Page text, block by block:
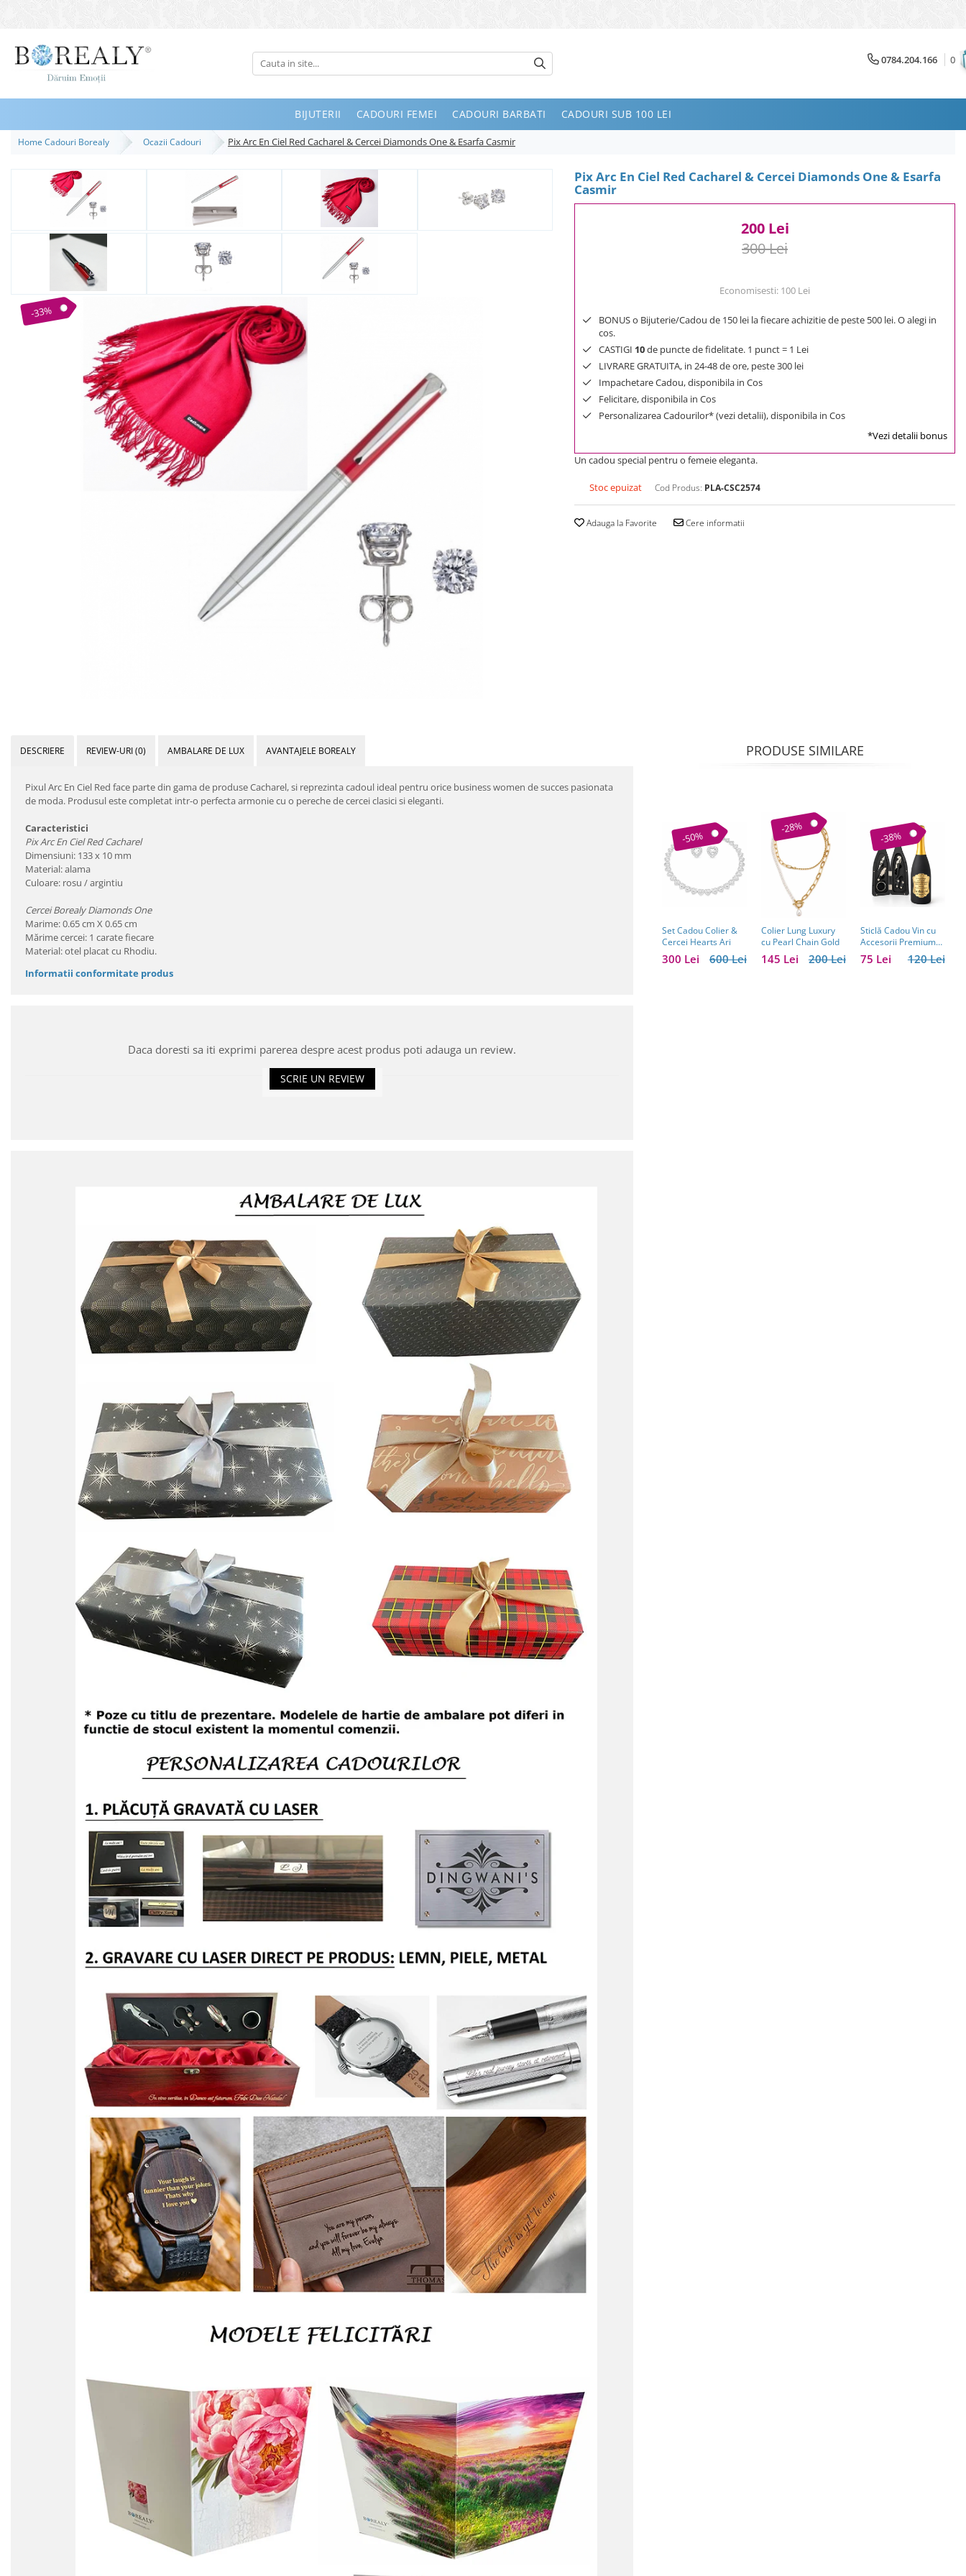
Bijuterii
Inele
Bratari
Destinatari
Bijuterii Femei
Bijuterii Copii
Bijuterii Mirese
Cele mai vandute
0784.204.166 0
BIJUTERII CADOURI FEMEI CADOURI BARBATI CADOURI SUB 100 LEI
Home Cadouri Borealy Ocazii Cadouri Pix Arc En Ciel Red Cacharel & Cercei Diamonds One & Esarfa Casmir
Pix Arc En Ciel Red Cacharel & Cercei Diamonds One & Esarfa
Casmir
-33%
200 Lei
300 Lei
Economisesti: 100 Lei
BONUS o Bijuterie/Cadou de 150 lei la fiecare achizitie de peste 500 lei. O alegi in
cos.
CASTIGI 10de puncte de fidelitate. 1 punct = 1 Lei
LIVRARE GRATUITA, in 24-48 de ore, peste 300 lei
Impachetare Cadou, disponibila in Cos
Felicitare, disponibila in Cos
Personalizarea Cadourilor* (vezi detalii), disponibila in Cos
*Vezi detalii bonus
Un cadou special pentru o femeie eleganta.
Stoc epuizat Cod Produs: PLA-CSC2574
Adauga la Favorite Cere informatii
DESCRIERE REVIEW-URI(0) AMBALARE DE LUX AVANTAJELE BOREALY
Pixul Arc En Ciel Red face parte din gama de produse Cacharel, si reprezinta cadoul ideal pentru orice business women de succes pasionata
de moda. Produsul este completat intr-o perfecta armonie cu o pereche de cercei clasici si eleganti.
Caracteristici
Pix Arc En Ciel Red Cacharel
Dimensiuni: 133 x 10 mm
Material: alama
Culoare: rosu / argintiu
Cercei Borealy Diamonds One
Marime: 0.65 cm X 0.65 cm
Mărime cercei: 1 carate fiecare
Material: otel placat cu Rhodiu.
Informatii conformitate produs
Daca doresti sa iti exprimi parerea despre acest produs poti adauga un review.
SCRIE UN REVIEW
PRODUSE SIMILARE
-50%
Set Cadou Colier &
Cercei Hearts Ari
600 Lei
300 Lei
-28%
Colier Lung Luxury
cu Pearl Chain Gold
200 Lei
145 Lei
-38%
Sticlă Cadou Vin cu
Accesorii Premium
Personalizată – Set
Elegant pentru120 Lei
75 Lei